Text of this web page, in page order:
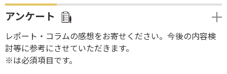
アンケート
レポート・コラムの感想をお寄せください。今後の内容検
討等に参考にさせていただきます。
※は必須項目です。